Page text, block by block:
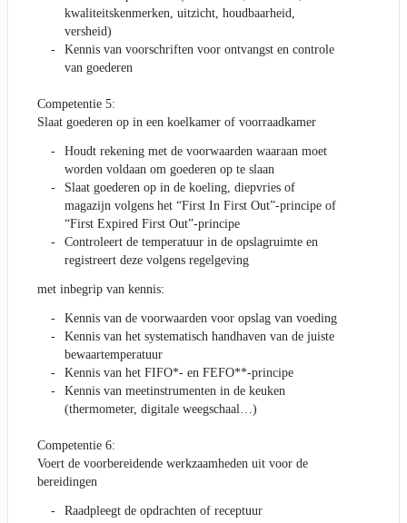
kwaliteitskenmerken, uitzicht, houdbaarheid,
versheid)
Kennis van voorschriften voor ontvangst en controle
van goederen
Competentie 5:
Slaat goederen op in een koelkamer of voorraadkamer
Houdt rekening met de voorwaarden waaraan moet
worden voldaan om goederen op te slaan
Slaat goederen op in de koeling, diepvries of
magazijn volgens het “First In First Out”-principe of
“First Expired First Out”-principe
Controleert de temperatuur in de opslagruimte en
registreert deze volgens regelgeving
met inbegrip van kennis:
Kennis van de voorwaarden voor opslag van voeding
Kennis van het systematisch handhaven van de juiste
bewaartemperatuur
Kennis van het FIFO*- en FEFO**-principe
Kennis van meetinstrumenten in de keuken
(thermometer, digitale weegschaal…)
Competentie 6:
Voert de voorbereidende werkzaamheden uit voor de
bereidingen
Raadpleegt de opdrachten of receptuur